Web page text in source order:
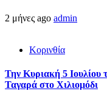
2 μήνες ago admin
Κορινθία
Την Κυριακή 5 Ιουλίου
Ταγαρά στο Χιλιομόδι